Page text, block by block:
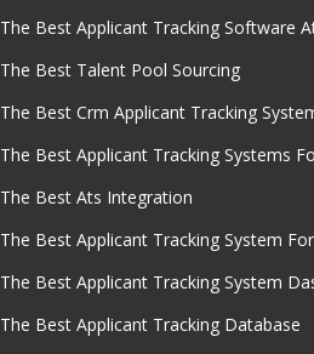
The Best Applicant Tracking Software
The Best Talent Pool Sourcing
The Best Crm Applicant Tracking
The Best Applicant Tracking Systems
The Best Ats Integration
The Best Applicant Tracking System
The Best Applicant Tracking System
The Best Applicant Tracking Database